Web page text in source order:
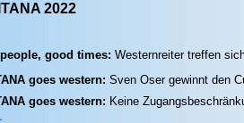
2022
good times: Westernreiter treffen
goes western: Sven Oser gewinnt den
goes western: Keine